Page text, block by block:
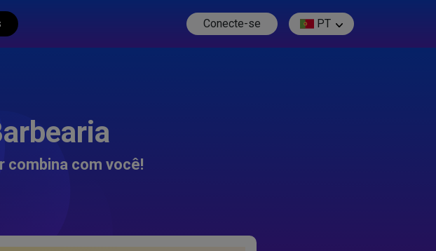
Conecte-se PT
combina com você!